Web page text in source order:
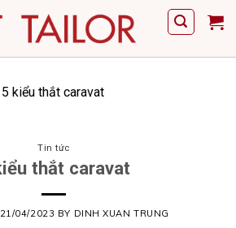
5 kiểu thắt caravat
Tin tức
thắt caravat
21/04/2023 BY DINH XUAN TRUNG